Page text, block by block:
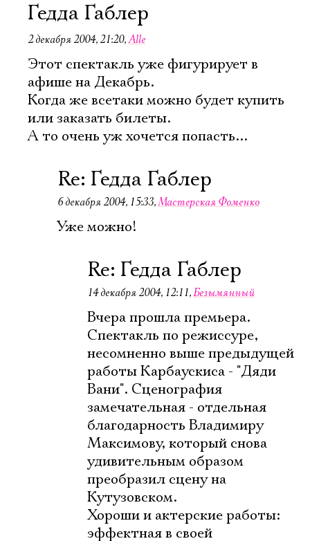
Гедда Габлер
2 декабря 2004, 21:20,Alle
Этот спектакль уже фигурирует в
афише на Декабрь.
Когда же всетаки можно будет купить
или заказать билеты.
А то очень уж хочется попасть...
Re: Гедда Габлер
6 декабря 2004, 15:33,Мастерская Фоменко
Уже можно!
Re: Гедда Габлер
14 декабря 2004, 12:11,Безымянный
Вчера прошла премьера.
Спектакль по режиссуре,
несомненно выше предыдущей
работы Карбаускиса - "Дяди
Вани". Сценография
замечательная - отдельная
благодарность Владимиру
Максимову, который снова
удивительным образом
преобразил сцену на
Кутузовском.
Хороши и актерские работы:
эффектная в своей
Электропочта
Имя